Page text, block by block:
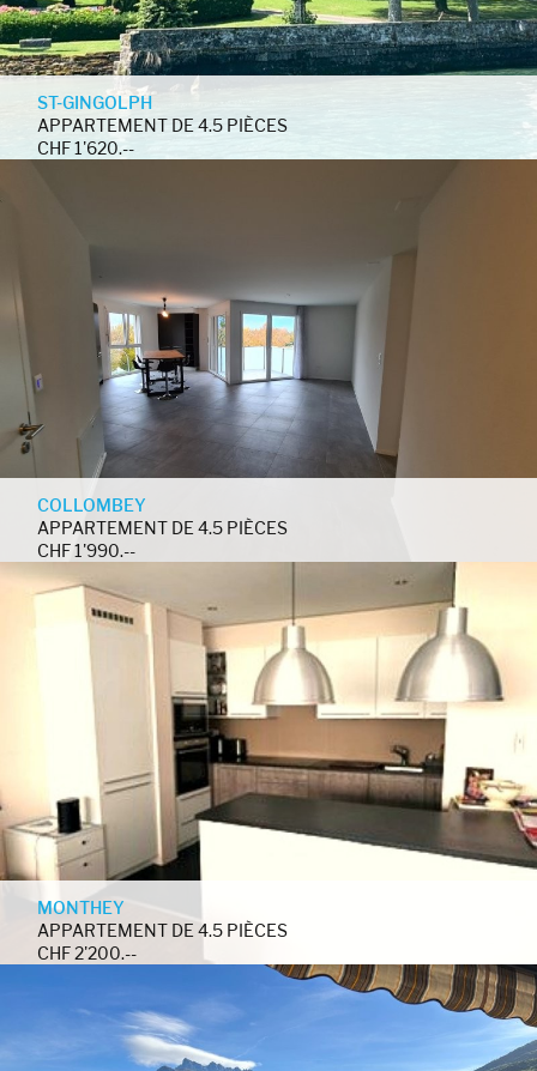
ST-GINGOLPH
APPARTEMENT DE 4.5 PIÈCES
CHF 1'620.--
COLLOMBEY
APPARTEMENT DE 4.5 PIÈCES
CHF 1'990.--
MONTHEY
APPARTEMENT DE 4.5 PIÈCES
CHF 2'200.--